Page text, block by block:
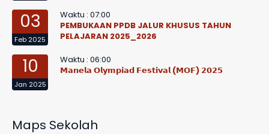
03
Feb 2025
Waktu : 07:00
PEMBUKAAN PPDB JALUR KHUSUS TAHUN
PELAJARAN 2025_2026
10
Jan 2025
Waktu : 06:00
𝗠𝗮𝗻𝗲𝗹𝗮 𝗢𝗹𝘆𝗺𝗽𝗶𝗮𝗱 𝗙𝗲𝘀𝘁𝗶𝘃𝗮𝗹 (𝗠𝗢𝗙) 𝟮𝟬𝟮𝟱
Maps Sekolah